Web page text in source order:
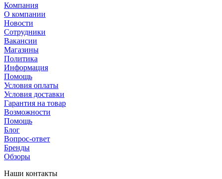
Компания
О компании
Новости
Сотрудники
Вакансии
Магазины
Политика
Информация
Помощь
Условия оплаты
Условия доставки
Гарантия на товар
Возможности
Помощь
Блог
Вопрос-ответ
Бренды
Обзоры
Наши контакты